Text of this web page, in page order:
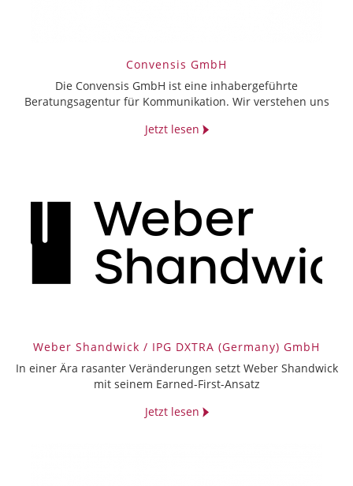
Convensis GmbH
Die Convensis GmbH ist eine inhabergeführte
Beratungsagentur für Kommunikation. Wir verstehen uns
Jetzt lesen
Weber Shandwick / IPG DXTRA (Germany) GmbH
In einer Ära rasanter Veränderungen setzt Weber Shandwick
mit seinem Earned-First-Ansatz
Jetzt lesen